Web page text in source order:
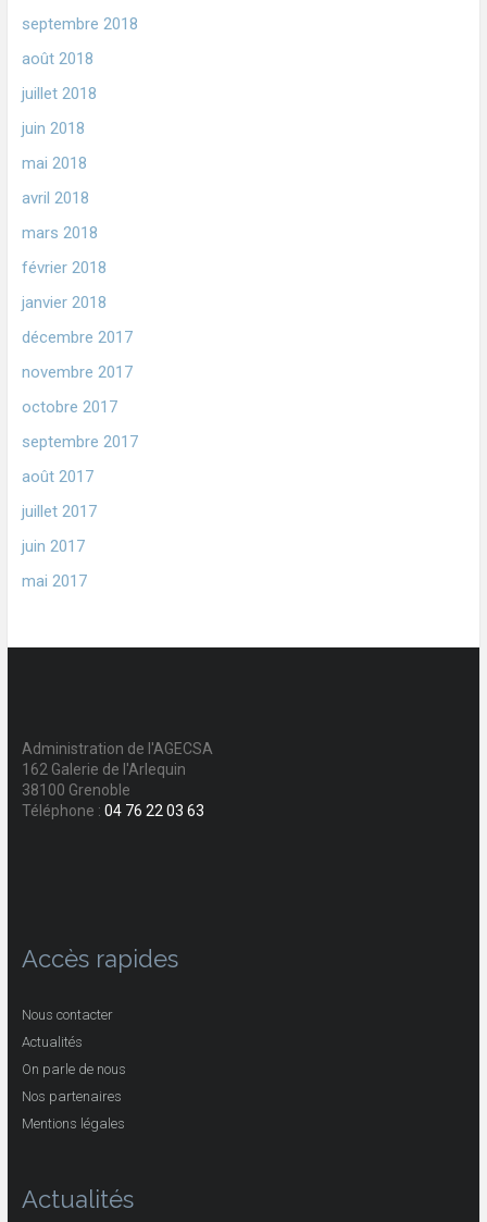
septembre 2018
août 2018
juillet 2018
juin 2018
mai 2018
avril 2018
mars 2018
février 2018
janvier 2018
décembre 2017
novembre 2017
octobre 2017
septembre 2017
août 2017
juillet 2017
juin 2017
mai 2017
Administration de l'AGECSA
162 Galerie de l'Arlequin
38100 Grenoble
Téléphone : 04 76 22 03 63
Accès rapides
Nous contacter
Actualités
On parle de nous
Nos partenaires
Mentions légales
Actualités